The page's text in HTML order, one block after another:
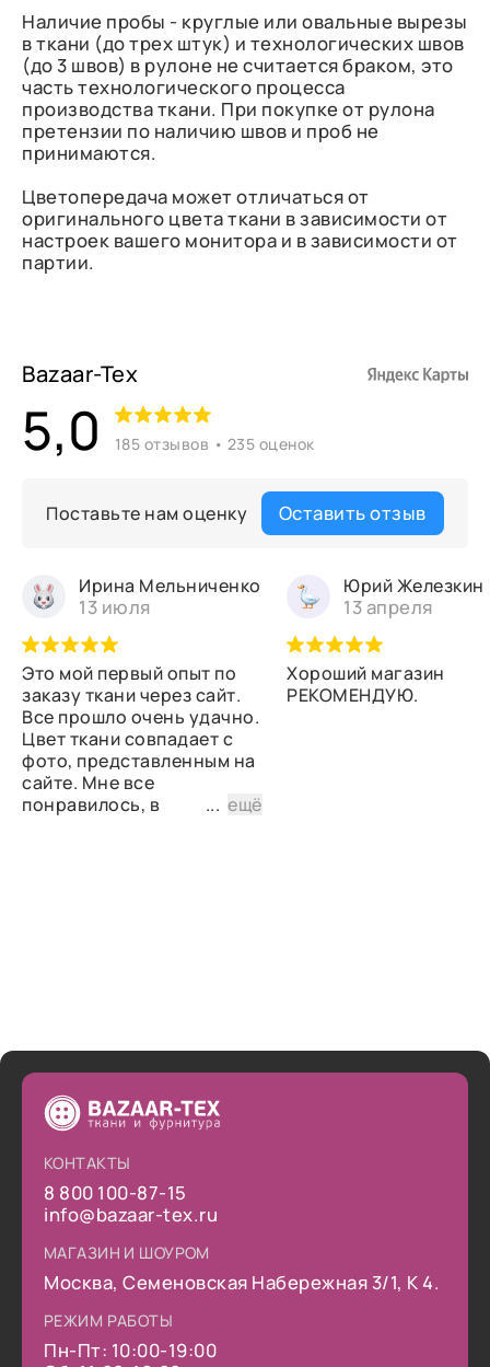
Наличие пробы - круглые или овальные вырезы
в ткани (до трех штук) и технологических швов
(до 3 швов) в рулоне не считается браком, это
часть технологического процесса
производства ткани. При покупке от рулона
претензии по наличию швов и проб не
принимаются.
Цветопередача может отличаться от
оригинального цвета ткани в зависимости от
настроек вашего монитора и в зависимости от
партии.
Bazaar-Tex
5,0 185 отзывов • 235 оценок
Поставьте нам оценку Оставить отзыв
Ирина Мельниченко
13 июля
Это мой первый опыт по
заказу ткани через сайт.
Все прошло очень удачно.
Цвет ткани совпадает с
фото, представленным на
сайте. Мне все
понравилось, в
...ещё
Юрий Железкин
13 апреля
Хороший магазин
РЕКОМЕНДУЮ.
КОНТАКТЫ
8 800 100-87-15
info@bazaar-tex.ru
МАГАЗИН И ШОУРОМ
Москва, Семеновская Набережная 3/1, К 4.
РЕЖИМ РАБОТЫ
Пн-Пт: 10:00-19:00